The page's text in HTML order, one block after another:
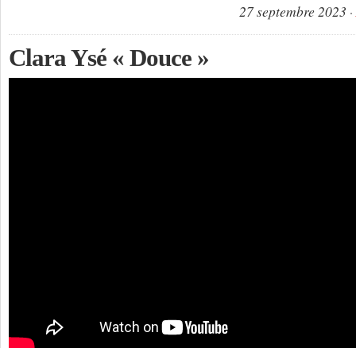
27 septembre 2023
Clara Ysé « Douce »